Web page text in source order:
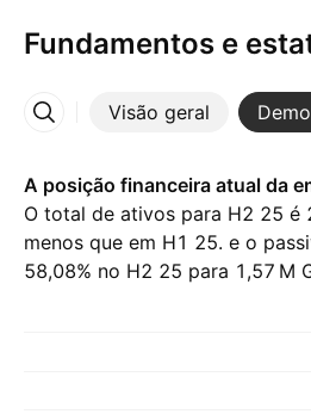
Fundamentos e
Visão geral
Mais
A posição financeira atual da
O total de ativos para H2 25 é
menos que em H1 25. e o
58,08% no H2 25 para ‪1,57 M‬